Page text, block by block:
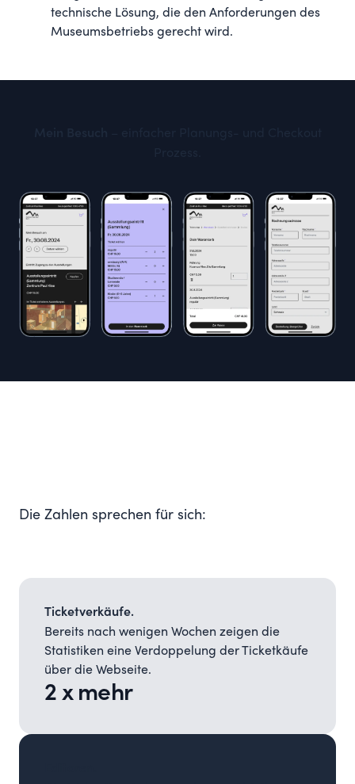
technische Lösung, die den Anforderungen des
Museumsbetriebs gerecht wird.
Die Zahlen sprechen für sich:
2 x mehr
Ticketverkäufe.
Bereits nach wenigen Wochen zeigen die
Statistiken eine Verdoppelung der Ticketkäufe
über die Webseite.